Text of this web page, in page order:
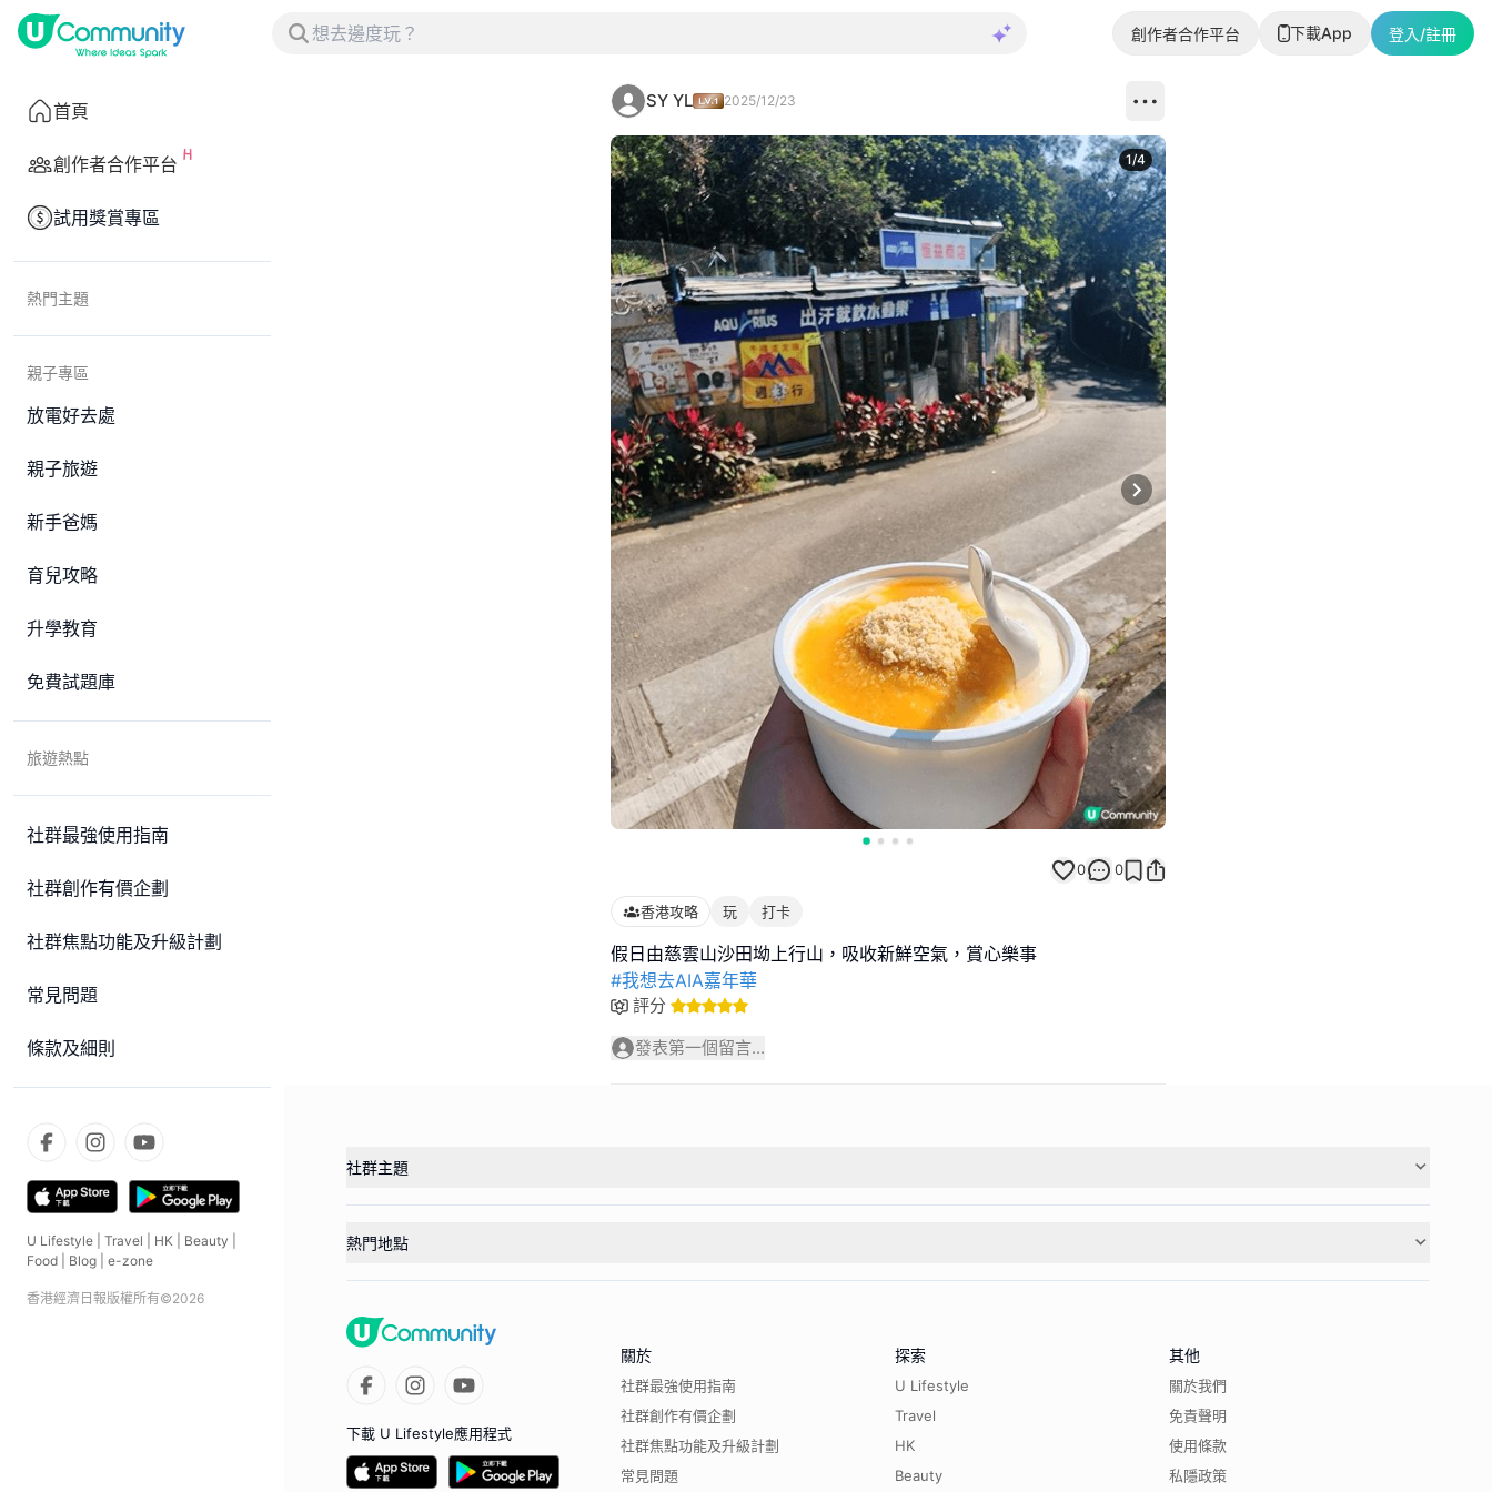
創作者合作平台 下載App 登入/註冊
首頁
創作者合作平台
試用獎賞專區
熱門主題
親子專區
放電好去處
親子旅遊
新手爸媽
育兒攻略
升學教育
免費試題庫
旅遊熱點
社群最強使用指南
社群創作有價企劃
社群焦點功能及升級計劃
常見問題
條款及細則
U Lifestyle Travel HK Beauty
Food
Blog e-zone
香港經濟日報版權所有©2026
SY YL 2025/12/23
Next slide
1/4
0 0
香港攻略 玩 打卡
#我想去AIA嘉年華
評分
發表第一個留言...
社群主題
熱門地點
下載 U Lifestyle應用程式
關於
社群最強使用指南
社群創作有價企劃
社群焦點功能及升級計劃
常見問題
探索
U Lifestyle
Travel
HK
Beauty
其他
關於我們
免責聲明
使用條款
私隱政策